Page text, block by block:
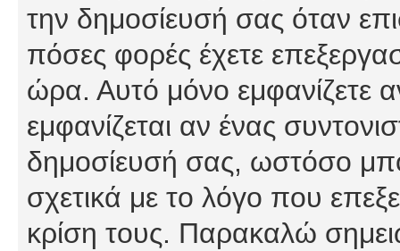
την δημοσίευσή σας όταν
πόσες φορές έχετε
ώρα. Αυτό μόνο εμφανίζετε
εμφανίζεται αν ένας
δημοσίευσή σας, ωστόσο
σχετικά με το λόγο που
κρίση τους. Παρακαλώ